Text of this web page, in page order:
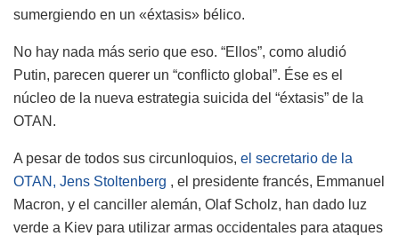
sumergiendo en un «éxtasis» bélico.
No hay nada más serio que eso. “Ellos”, como aludió
Putin, parecen querer un “conflicto global”. Ése es el
núcleo de la nueva estrategia suicida del “éxtasis” de la
OTAN.
A pesar de todos sus circunloquios, el secretario de la
OTAN, Jens Stoltenberg , el presidente francés, Emmanuel
Macron, y el canciller alemán, Olaf Scholz, han dado luz
verde a Kiev para utilizar armas occidentales para ataques